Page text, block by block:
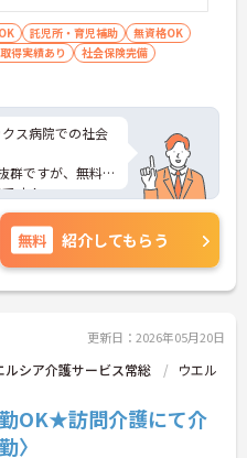
託児所・育児補助
無資格OK
得実績あり
社会保険完備
ス病院での社会
群ですが、無料
す！
備されておりま
して働くことが
わせ下さいま
無料 紹介してもらう
更新日：2026年05月20日
シア介護サービス常総
ウエル
勤OK★訪問介護にて介
〉